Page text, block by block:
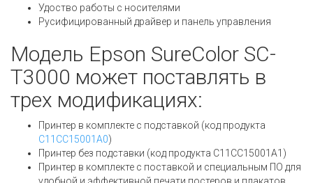
Удоство работы с носителями
Русифицированный драйвер и панель управления
Модель Epson SureColor SC-
T3000 может поставлять в
трех модификациях:
Принтер в комплекте с подставкой (код продукта
C11CC15001A0)
Принтер без подставки (код продукта C11CC15001A1)
Принтер в комплекте с поставкой и специальным ПО для
удобной и эффективной печати постеров и плакатов